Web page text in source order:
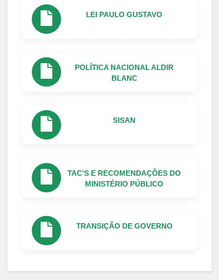
LEI PAULO GUSTAVO
POLÍTICA NACIONAL ALDIR
BLANC
SISAN
TAC'S E RECOMENDAÇÕES DO
MINISTÉRIO PÚBLICO
TRANSIÇÃO DE GOVERNO